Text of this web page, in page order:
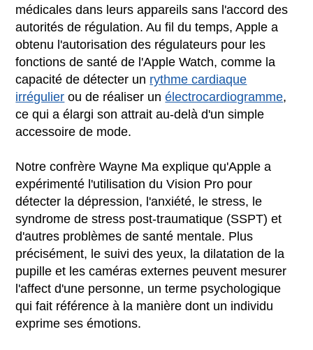
médicales dans leurs appareils sans l'accord des
autorités de régulation. Au fil du temps, Apple a
obtenu l'autorisation des régulateurs pour les
fonctions de santé de l'Apple Watch, comme la
capacité de détecter un rythme cardiaque
irrégulier ou de réaliser unélectrocardiogramme,
ce qui a élargi son attrait au-delà d'un simple
accessoire de mode.
Notre confrère Wayne Ma explique qu'Apple a
expérimenté l'utilisation du Vision Pro pour
détecter la dépression, l'anxiété, le stress, le
syndrome de stress post-traumatique (SSPT) et
d'autres problèmes de santé mentale. Plus
précisément, le suivi des yeux, la dilatation de la
pupille et les caméras externes peuvent mesurer
l'affect d'une personne, un terme psychologique
qui fait référence à la manière dont un individu
exprime ses émotions.